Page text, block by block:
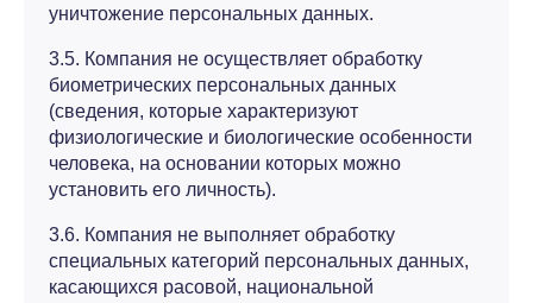
уничтожение персональных данных.
3.5. Компания не осуществляет обработку
биометрических персональных данных
(сведения, которые характеризуют
физиологические и биологические особенности
человека, на основании которых можно
установить его личность).
3.6. Компания не выполняет обработку
специальных категорий персональных данных,
касающихся расовой, национальной